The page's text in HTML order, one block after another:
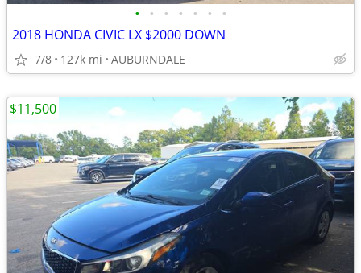
• • • • • • •
2018 HONDA CIVIC LX $2000 DOWN
7/8 127k mi AUBURNDALE
$11,500